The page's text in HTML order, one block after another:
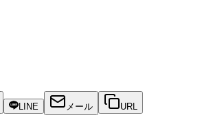
LINE メール URL